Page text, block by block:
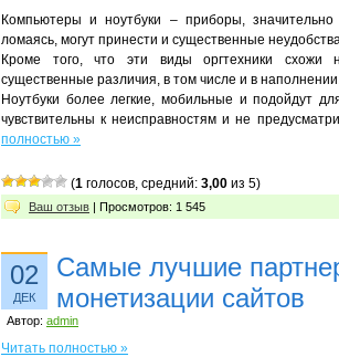
Компьютеры и ноутбуки – приборы,
ломаясь, могут принести и существенные
Кроме того, что эти виды оргтехники
существенные различия, в том числе и в
Ноутбуки более легкие, мобильные и подойдут
чувствительны к неисправностям и не
полностью »
(1 голосов, средний: 3,00 из 5)
Ваш отзыв | Просмотров: 1 545
02
ДЕК
Самые лучшие
монетизации сайтов
Автор: admin
Читать полностью »